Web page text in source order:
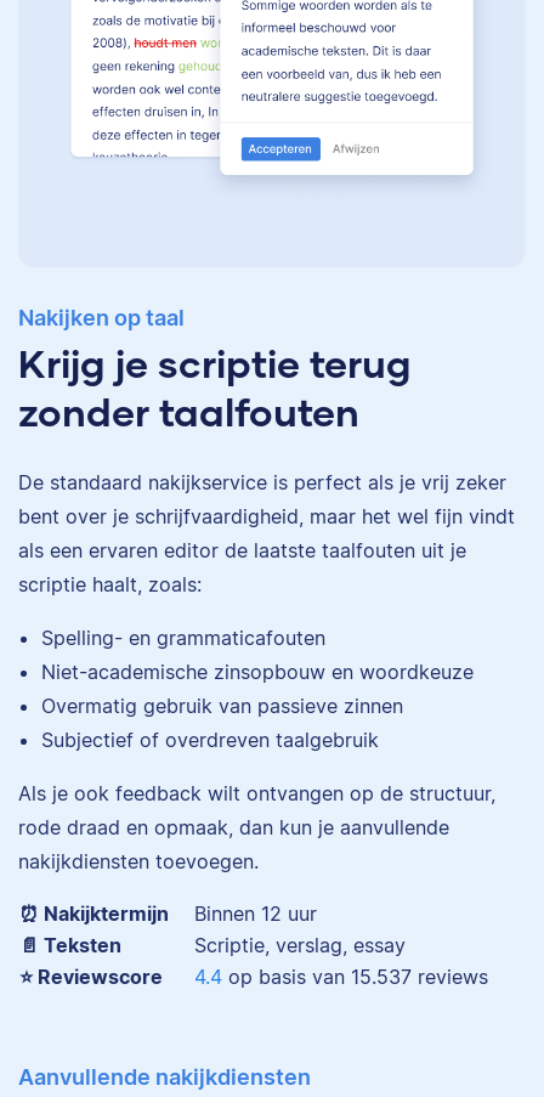
Nakijken op taal
Krijg je scriptie terug
zonder taalfouten
De standaard nakijkservice is perfect als je vrij zeker
bent over je schrijfvaardigheid, maar het wel fijn vindt
als een ervaren editor de laatste taalfouten uit je
scriptie haalt, zoals:
Spelling- en grammaticafouten
Niet-academische zinsopbouw en woordkeuze
Overmatig gebruik van passieve zinnen
Subjectief of overdreven taalgebruik
Als je ook feedback wilt ontvangen op de structuur,
rode draad en opmaak, dan kun je aanvullende
nakijkdiensten toevoegen.
⏰ Nakijktermijn
Binnen 12 uur
📄 Teksten
Scriptie, verslag, essay
⭐️ Reviewscore
4.4 op basis van 15.537 reviews
Aanvullende nakijkdiensten
Eva is journalist en
werkt als senior editor
meer dan 2,5 miljoen
woorden heeft
geredigeerd.